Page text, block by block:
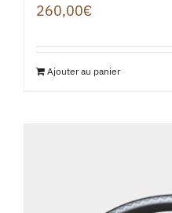
260,00€
Ajouter au panier